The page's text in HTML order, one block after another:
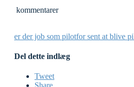
kommentarer
er der job som pilotfor sent at blive
Del dette indlæg
Tweet